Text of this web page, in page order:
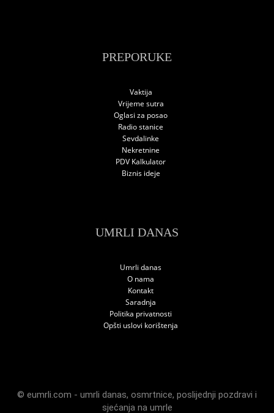
PREPORUKE
Vaktija
Vrijeme sutra
Oglasi za posao
Radio stanice
Sevdalinke
Nekretnine
PDV Kalkulator
Biznis ideje
UMRLI DANAS
Umrli danas
O nama
Kontakt
Saradnja
Politika privatnosti
Opšti uslovi korištenja
© eumrli.com - umrli danas, osmrtnice, poslijednji pozdravi i
sjećanja na umrle